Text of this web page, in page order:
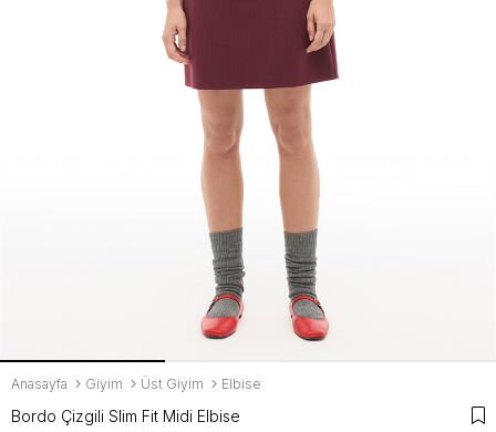
Anasayfa Giyim Üst Giyim Elbise
Bordo Çizgili Slim Fit Midi Elbise